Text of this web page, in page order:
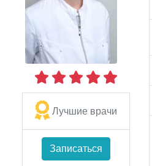
Лучшие врачи
Записаться